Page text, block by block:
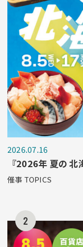
2026.07.16
『2026年 夏の 北
催事 TOPICS
2